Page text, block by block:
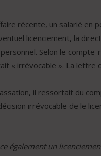
récente, un salarié en
licenciement, la
Selon le
« irrévocable ». La lettre
il ressortait du
irrévocable de le
également un